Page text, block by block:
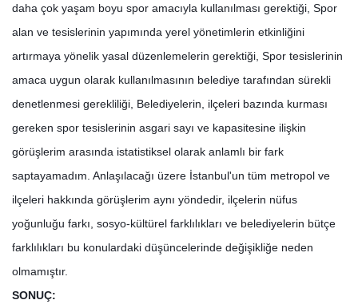
daha çok yaşam boyu spor amacıyla kullanılması gerektiği, Spor
alan ve tesislerinin yapımında yerel yönetimlerin etkinliğini
artırmaya yönelik yasal düzenlemelerin gerektiği, Spor tesislerinin
amaca uygun olarak kullanılmasının belediye tarafından sürekli
denetlenmesi gerekliliği, Belediyelerin, ilçeleri bazında kurması
gereken spor tesislerinin asgari sayı ve kapasitesine ilişkin
görüşlerim arasında istatistiksel olarak anlamlı bir fark
saptayamadım. Anlaşılacağı üzere İstanbul'un tüm metropol ve
ilçeleri hakkında görüşlerim aynı yöndedir, ilçelerin nüfus
yoğunluğu farkı, sosyo-kültürel farklılıkları ve belediyelerin bütçe
farklılıkları bu konulardaki düşüncelerinde değişikliğe neden
olmamıştır.
SONUÇ: